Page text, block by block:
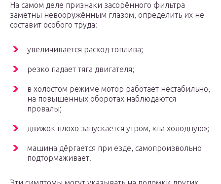
На самом деле признаки засорённого фильтра
заметны невооружённым глазом, определить их не
составит особого труда:
увеличивается расход топлива;
резко падает тяга двигателя;
в холостом режиме мотор работает нестабильно,
на повышенных оборотах наблюдаются
провалы;
движок плохо запускается утром, «на холодную»;
машина дёргается при езде, самопроизвольно
подтормаживает.